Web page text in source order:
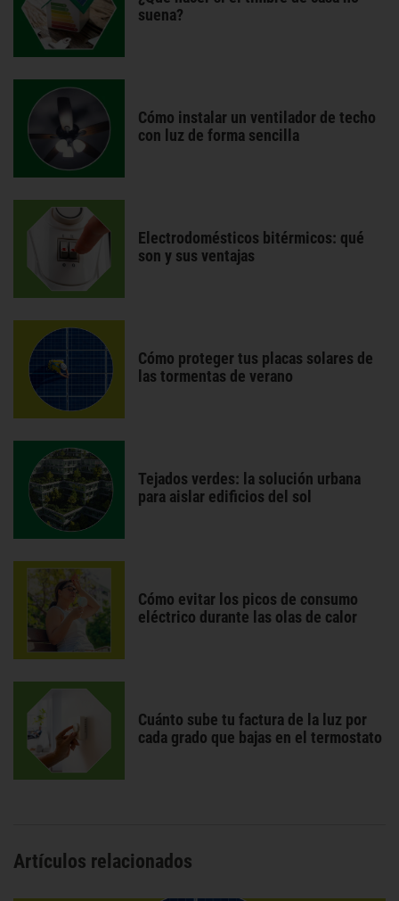
suena?
Cómo instalar un ventilador de techo
con luz de forma sencilla
Electrodomésticos bitérmicos: qué
son y sus ventajas
Cómo proteger tus placas solares de
las tormentas de verano
Tejados verdes: la solución urbana
para aislar edificios del sol
Cómo evitar los picos de consumo
eléctrico durante las olas de calor
Cuánto sube tu factura de la luz por
cada grado que bajas en el termostato
Artículos relacionados